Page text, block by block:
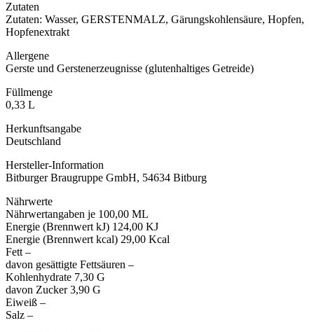
Zutaten
Zutaten: Wasser, GERSTENMALZ, Gärungskohlensäure, Hopfen,
Hopfenextrakt
Allergene
Gerste und Gerstenerzeugnisse (glutenhaltiges Getreide)
Füllmenge
0,33 L
Herkunftsangabe
Deutschland
Hersteller-Information
Bitburger Braugruppe GmbH, 54634 Bitburg
Nährwerte
Nährwertangaben je 100,00 ML
Energie (Brennwert kJ) 124,00 KJ
Energie (Brennwert kcal) 29,00 Kcal
Fett –
davon gesättigte Fettsäuren –
Kohlenhydrate 7,30 G
davon Zucker 3,90 G
Eiweiß –
Salz –